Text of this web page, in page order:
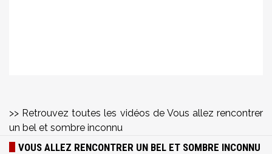
>> Retrouvez toutes les vidéos de Vous allez rencontrer
un bel et sombre inconnu
VOUS ALLEZ RENCONTRER UN BEL ET SOMBRE INCONNU